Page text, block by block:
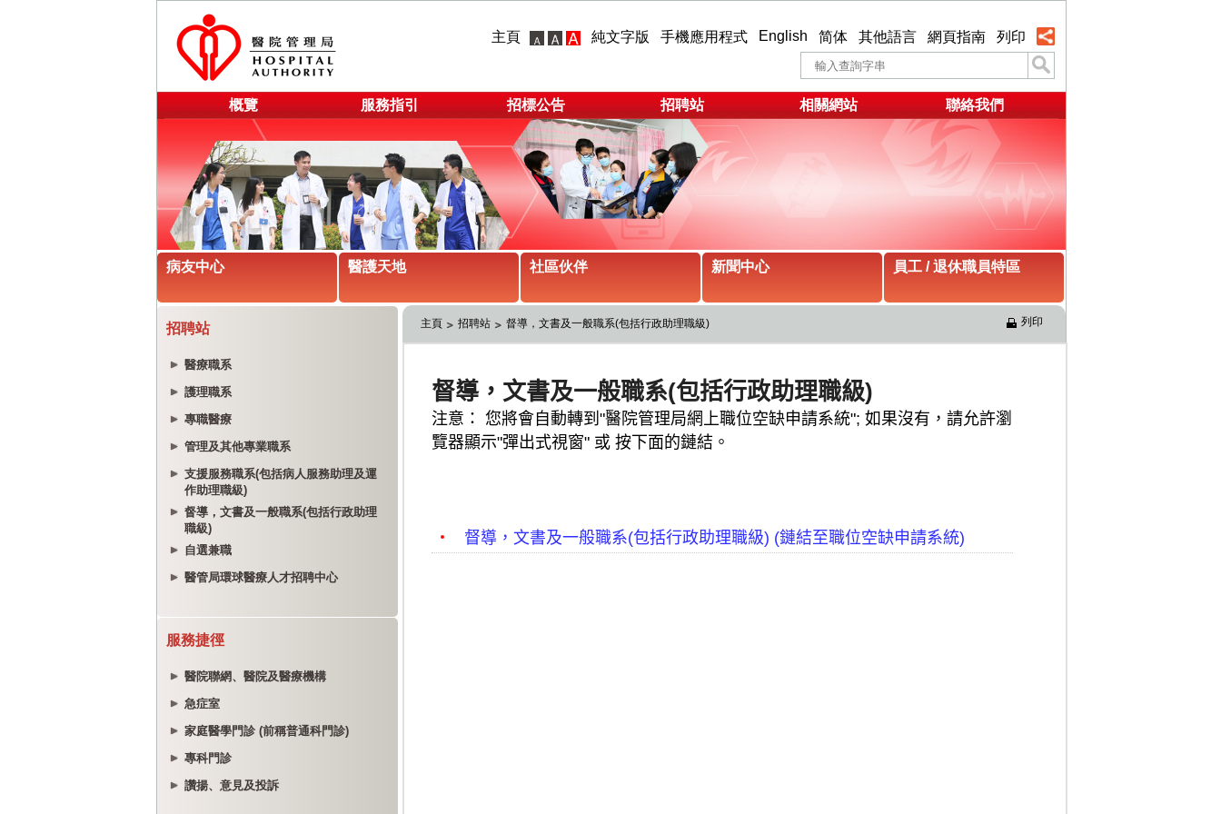
主頁 純文字版 手機應用程式 English 简体 其他語言 網頁指南 列印
概覽 服務指引 招標公告 招聘站 相關網站 聯絡我們
病友中心 醫護天地 社區伙伴 新聞中心 員工 / 退休職員特區
招聘站
醫療職系
護理職系
專職醫療
管理及其他專業職系
支援服務職系(包括病人服務助理及運
作助理職級)
督導，文書及一般職系(包括行政助理
職級)
自選兼職
醫管局環球醫療人才招聘中心
服務捷徑
醫院聯網、醫院及醫療機構
急症室
家庭醫學門診 (前稱普通科門診)
專科門診
讚揚、意見及投訴
主頁 招聘站 督導，文書及一般職系(包括行政助理職級) 列印